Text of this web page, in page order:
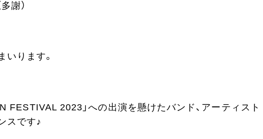
謝）
ります。
FESTIVAL 2023」への出演を懸けたバンド、アーティスト
スです♪